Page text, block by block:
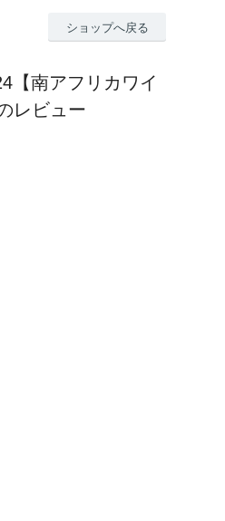
ショップへ戻る
【南アフリカワイ
レビュー